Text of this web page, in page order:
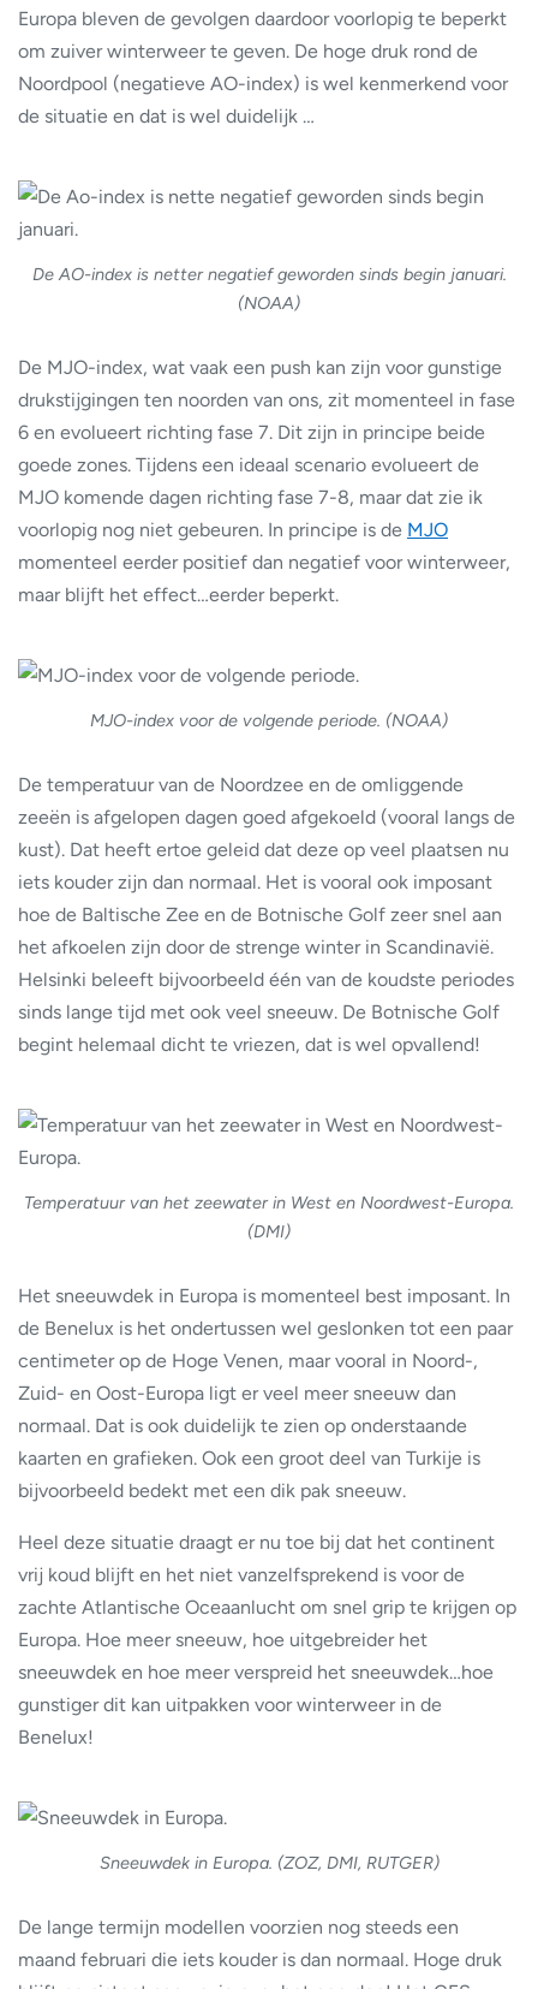
Europa bleven de gevolgen daardoor voorlopig te beperkt
om zuiver winterweer te geven. De hoge druk rond de
Noordpool (negatieve AO-index) is wel kenmerkend voor
de situatie en dat is wel duidelijk …
De AO-index is netter negatief geworden sinds begin januari.
(NOAA)
De MJO-index, wat vaak een push kan zijn voor gunstige
drukstijgingen ten noorden van ons, zit momenteel in fase
6 en evolueert richting fase 7. Dit zijn in principe beide
goede zones. Tijdens een ideaal scenario evolueert de
MJO komende dagen richting fase 7-8, maar dat zie ik
voorlopig nog niet gebeuren. In principe is de MJO
momenteel eerder positief dan negatief voor winterweer,
maar blijft het effect…eerder beperkt.
MJO-index voor de volgende periode. (NOAA)
De temperatuur van de Noordzee en de omliggende
zeeën is afgelopen dagen goed afgekoeld (vooral langs de
kust). Dat heeft ertoe geleid dat deze op veel plaatsen nu
iets kouder zijn dan normaal. Het is vooral ook imposant
hoe de Baltische Zee en de Botnische Golf zeer snel aan
het afkoelen zijn door de strenge winter in Scandinavië.
Helsinki beleeft bijvoorbeeld één van de koudste periodes
sinds lange tijd met ook veel sneeuw. De Botnische Golf
begint helemaal dicht te vriezen, dat is wel opvallend!
Temperatuur van het zeewater in West en Noordwest-Europa.
(DMI)
Het sneeuwdek in Europa is momenteel best imposant. In
de Benelux is het ondertussen wel geslonken tot een paar
centimeter op de Hoge Venen, maar vooral in Noord-,
Zuid- en Oost-Europa ligt er veel meer sneeuw dan
normaal. Dat is ook duidelijk te zien op onderstaande
kaarten en grafieken. Ook een groot deel van Turkije is
bijvoorbeeld bedekt met een dik pak sneeuw.
Heel deze situatie draagt er nu toe bij dat het continent
vrij koud blijft en het niet vanzelfsprekend is voor de
zachte Atlantische Oceaanlucht om snel grip te krijgen op
Europa. Hoe meer sneeuw, hoe uitgebreider het
sneeuwdek en hoe meer verspreid het sneeuwdek…hoe
gunstiger dit kan uitpakken voor winterweer in de
Benelux!
Sneeuwdek in Europa. (ZOZ, DMI, RUTGER)
De lange termijn modellen voorzien nog steeds een
maand februari die iets kouder is dan normaal. Hoge druk